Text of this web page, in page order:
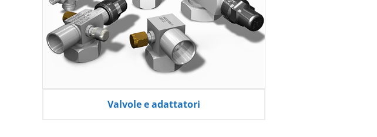
Valvole e adattatori